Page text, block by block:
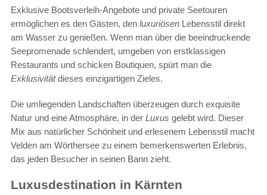
Exklusive Bootsverleih-Angebote und private Seetouren
ermöglichen es den Gästen, den luxuriösen Lebensstil direkt
am Wasser zu genießen. Wenn man über die beeindruckende
Seepromenade schlendert, umgeben von erstklassigen
Restaurants und schicken Boutiquen, spürt man die
Exklusivitätdieses einzigartigen Zieles.
Die umliegenden Landschaften überzeugen durch exquisite
Natur und eine Atmosphäre, in der Luxus gelebt wird. Dieser
Mix aus natürlicher Schönheit und erlesenem Lebensstil macht
Velden am Wörthersee zu einem bemerkenswerten Erlebnis,
das jeden Besucher in seinen Bann zieht.
Luxusdestination in Kärnten